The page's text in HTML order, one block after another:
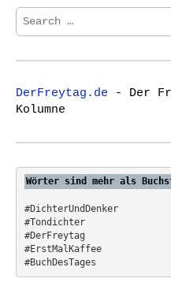
S
e
r
h
f
r
DerFreytag.de - Der
Kolumne
Wörter sind mehr als
#DichterUndDenker
#Tondichter
#DerFreytag
#ErstMalKaffee
#BuchDesTages